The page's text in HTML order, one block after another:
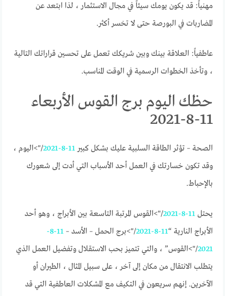
مهنياً: قد يكون يومك سيئاً في مجال الاستثمار ، لذا ابتعد عن
المضاربات في البورصة حتى لا تخسر أكثر.
عاطفياً: العلاقة بينك وبين شريكك تعمل على تحسين قراراتك التالية
، وتأخذ الخطوات الرسمية في الوقت المناسب.
حظك اليوم برج القوس الأربعاء
11-8-2021
الصحة – تؤثر الطاقة السلبية عليك بشكل كبير11-8-2021
/">اليوم ،
وقد تكون خسارتك في العمل أحد الأسباب التي أدت إلى شعورك
بالإحباط.
يحتل11-8-2021
/">القوس المرتبة التاسعة بين الأبراج ، وهو أحد
الأبراج النارية “11-8-2021 /">برج الحمل – الأسد –
11-8-
2021/">القوس” ، والتي تتميز بحب الاستقلال وتفضيل العمل الذي
يتطلب الانتقال من مكان إلى آخر ، على سبيل المثال ، الطيران أو
الآخرين. إنهم سريعون في التكيف مع المشكلات العاطفية التي قد